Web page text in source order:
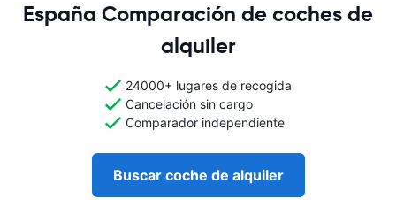
España Comparación de coches de
alquiler
24000+ lugares de recogida
Cancelación sin cargo
Comparador independiente
Buscar coche de alquiler